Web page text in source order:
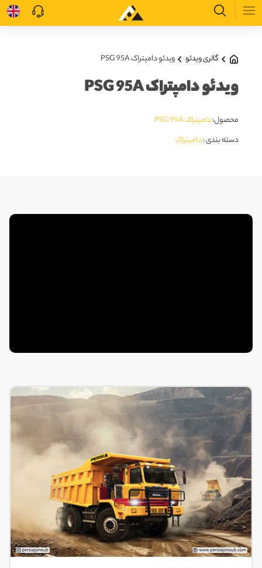
گالری ویدئو ویدئو دامپتراک PSG 95A
ویدئو دامپتراک PSG 95A
محصول:دامپتراک PSG 95A
دسته بندی :دامپتراک